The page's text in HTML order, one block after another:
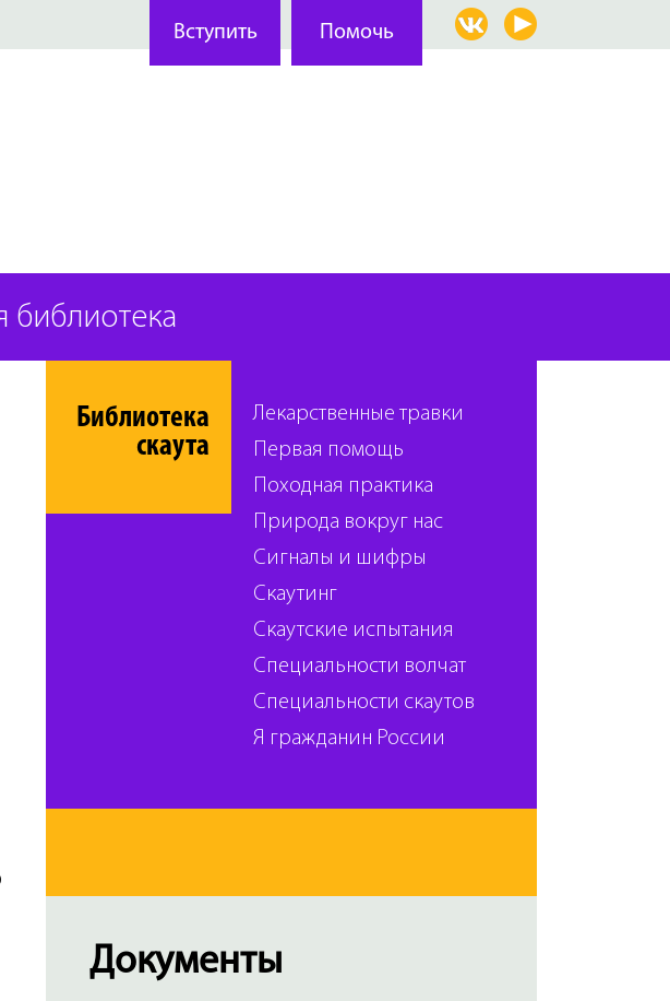
библиотека
Библиотека
скаута
Лекарственные травки
Первая помощь
Походная практика
Природа вокруг нас
Сигналы и шифры
Скаутинг
Скаутские испытания
Специальности волчат
Специальности скаутов
Я гражданин России
Документы